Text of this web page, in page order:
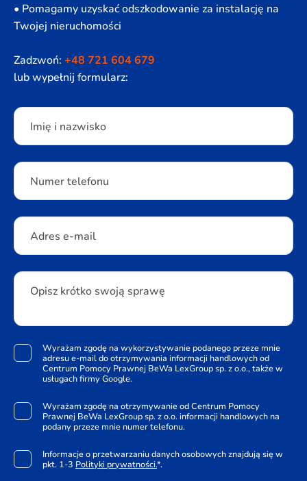
• Pomagamy uzyskać odszkodowanie za instalację na
Twojej nieruchomości
Zadzwoń: +48 721 604 679
lub wypełnij formularz:
Please leave this field empty.
Imię i nazwisko
Numer telefonu
Adres e-mail
Opisz krótko swoją sprawę
Wyrażam zgodę na wykorzystywanie podanego przeze mnie
adresu e-mail do otrzymywania informacji handlowych od
Centrum Pomocy Prawnej BeWa LexGroup sp. z o.o., także w
usługach firmy Google.
Wyrażam zgodę na otrzymywanie od Centrum Pomocy
Prawnej BeWa LexGroup sp. z o.o. informacji handlowych na
podany przeze mnie numer telefonu.
Informacje o przetwarzaniu danych osobowych znajdują się w
pkt. 1-3 Polityki prywatności.*.